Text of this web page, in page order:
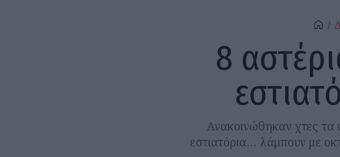
8
Ανακοινώθηκαν χτες τα
εστιατόρια… λάμπουν με